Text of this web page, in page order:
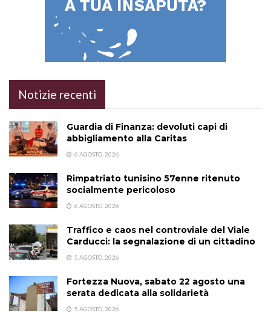
Notizie recenti
Guardia di Finanza: devoluti capi di
abbigliamento alla Caritas
6 AGOSTO, 2026
Rimpatriato tunisino 57enne ritenuto
socialmente pericoloso
6 AGOSTO, 2026
Traffico e caos nel controviale del Viale
Carducci: la segnalazione di un cittadino
5 AGOSTO, 2026
Fortezza Nuova, sabato 22 agosto una
serata dedicata alla solidarietà
5 AGOSTO, 2026